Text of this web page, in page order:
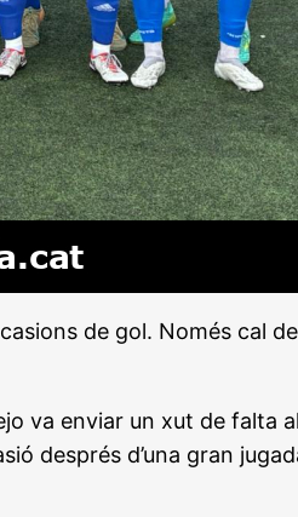
de gol. Només cal
va enviar un xut de falta
després d’una gran